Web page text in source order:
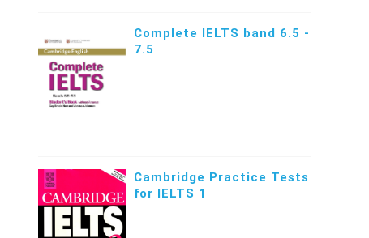
Complete IELTS band 6.5 -
7.5
Cambridge Practice Tests
for IELTS 1